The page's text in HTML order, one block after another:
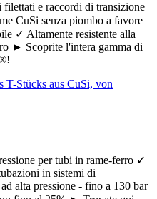
filettati e raccordi di transizione
CuSi senza piombo a favore
✓ Altamente resistente alla
► Scoprite l'intera gamma di
per tubi in rame-ferro ✓
in sistemi di
alta pressione - fino a 130 bar